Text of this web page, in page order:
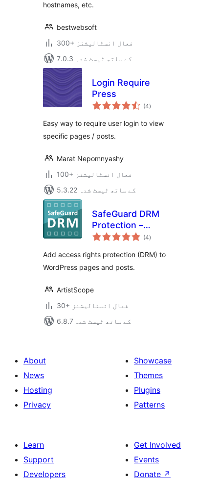
hostnames, etc.
bestwebsoft
300+ فعال انسٹالیشنز
7.0.3 کے ساتھ ٹیسٹ شدہ
Login Require
Press
(4مجموعی
درجہ
)
Easy way to require user login to view
specific pages / posts.
Marat Nepomnyashy
100+ فعال انسٹالیشنز
5.3.22 کے ساتھ ٹیسٹ شدہ
SafeGuard DRM
Protection –
Protect Web Pages
(4مجموعی
درجہ
)
Add access rights protection (DRM) to
WordPress pages and posts.
ArtistScope
30+ فعال انسٹالیشنز
6.8.7 کے ساتھ ٹیسٹ شدہ
About
News
Hosting
Privacy
Showcase
Themes
Plugins
Patterns
Learn
Support
Developers
Get Involved
Events
Donate ↗